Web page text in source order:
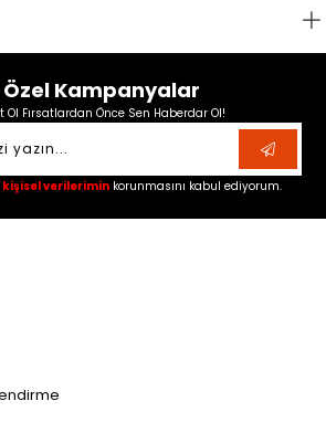
Özel Kampanyalar
Ol Fırsatlardan Önce Sen Haberdar Ol!
kişisel verilerimin korunmasını kabul ediyorum.